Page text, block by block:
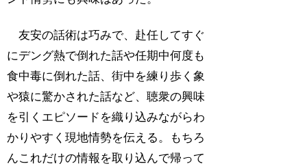
友安の話術は巧みで、赴任してすぐ
にデング熱で倒れた話や任期中何度も
食中毒に倒れた話、街中を練り歩く象
や猿に驚かされた話など、聴衆の興味
を引くエピソードを織り込みながらわ
かりやすく現地情勢を伝える。もちろ
んこれだけの情報を取り込んで帰って